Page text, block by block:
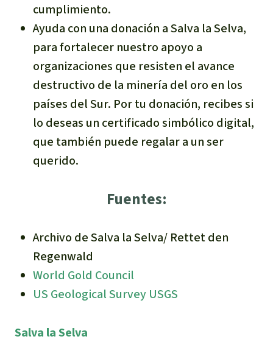
cumplimiento.
Ayuda con una donación a Salva la Selva,
para fortalecer nuestro apoyo a
organizaciones que resisten el avance
destructivo de la minería del oro en los
países del Sur. Por tu donación, recibes si
lo deseas un certificado simbólico digital,
que también puede regalar a un ser
querido.
Fuentes:
Archivo de Salva la Selva/ Rettet den
Regenwald
World Gold Council
US Geological Survey USGS
Salva la Selva